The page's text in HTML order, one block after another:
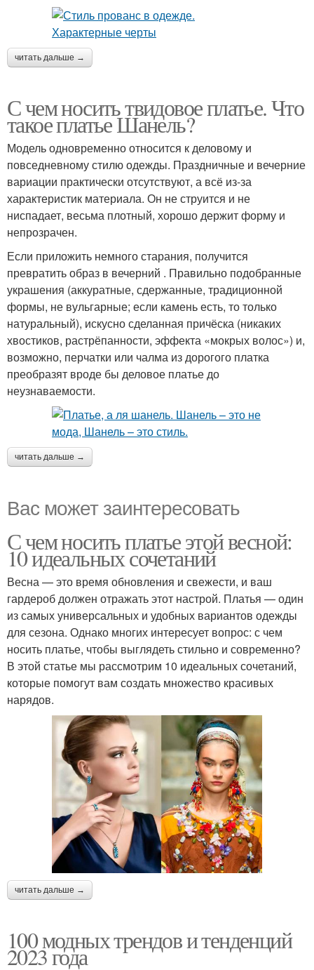
читать дальше →
С чем носить твидовое платье. Что
такое платье Шанель?
Модель одновременно относится к деловому и
повседневному стилю одежды. Праздничные и вечерние
вариации практически отсутствуют, а всё из-за
характеристик материала. Он не струится и не
ниспадает, весьма плотный, хорошо держит форму и
непрозрачен.
Если приложить немного старания, получится
превратить образ в вечерний . Правильно подобранные
украшения (аккуратные, сдержанные, традиционной
формы, не вульгарные; если камень есть, то только
натуральный), искусно сделанная причёска (никаких
хвостиков, растрёпанности, эффекта «мокрых волос») и,
возможно, перчатки или чалма из дорогого платка
преобразят вроде бы деловое платье до
неузнаваемости.
читать дальше →
Вас может заинтересовать
С чем носить платье этой весной:
10 идеальных сочетаний
Весна — это время обновления и свежести, и ваш
гардероб должен отражать этот настрой. Платья — один
из самых универсальных и удобных вариантов одежды
для сезона. Однако многих интересует вопрос: с чем
носить платье, чтобы выглядеть стильно и современно?
В этой статье мы рассмотрим 10 идеальных сочетаний,
которые помогут вам создать множество красивых
нарядов.
читать дальше →
100 модных трендов и тенденций
2023 года